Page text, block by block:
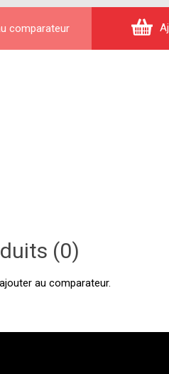
comparateur
(0)
au comparateur.